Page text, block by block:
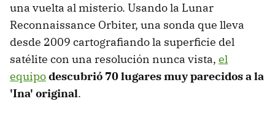
una vuelta al misterio. Usando la Lunar
Reconnaissance Orbiter, una sonda que lleva
desde 2009 cartografiando la superficie del
satélite con una resolución nunca vista, el
equipodescubrió 70 lugares muy parecidos a la
'Ina' original.